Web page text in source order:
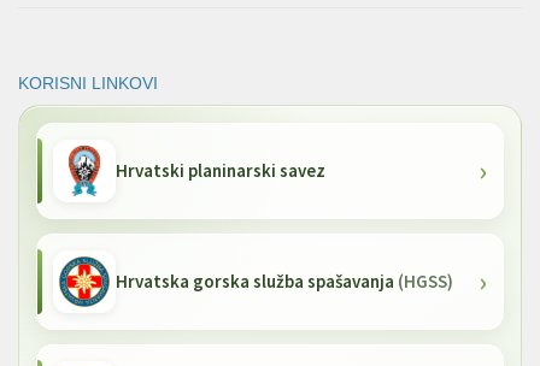
KORISNI LINKOVI
Hrvatski planinarski savez
Hrvatska gorska služba spašavanja (HGSS)